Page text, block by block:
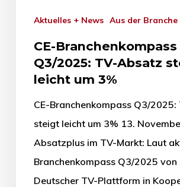
Aktuelles + News Aus der Branche
CE-Branchenkompass
Q3/2025: TV-Absatz
leicht um 3%
CE-Branchenkompass Q3/
steigt leicht um 3% 13.
Absatzplus im TV-Markt: Laut
Branchenkompass Q3/2025 von
Deutscher TV-Plattform in